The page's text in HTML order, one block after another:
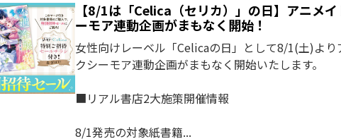
【8/1は「Celica（セリカ）」の日】アニメ
ーモア連動企画がまもなく開始！
女性向けレーベル「Celicaの日」として8/1(土)よ
クシーモア連動企画がまもなく開始いたします。
■リアル書店2大施策開催情報
8/1発売の対象紙書籍...